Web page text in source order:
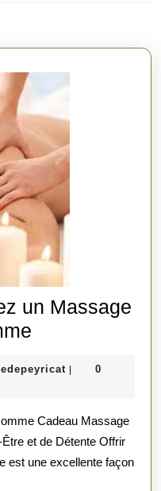
un Massage
:
un
Massage
Relaxant
0
et de Détente Offrir
est une excellente façon